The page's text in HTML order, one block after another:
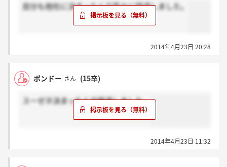
自分も他社に決まったんで早々に辞退しました。
2014年4月23日 20:28
ポンドー さん (15卒)
スーゼネ決まったんで辞退しました。
2014年4月23日 11:32